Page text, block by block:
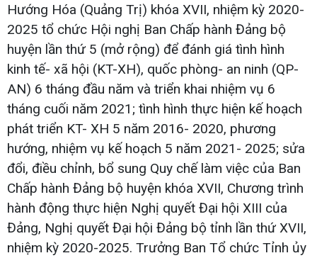
Hướng Hóa (Quảng Trị) khóa XVII, nhiệm kỳ 2020-
2025 tổ chức Hội nghị Ban Chấp hành Đảng bộ
huyện lần thứ 5 (mở rộng) để đánh giá tình hình
kinh tế- xã hội (KT-XH), quốc phòng- an ninh (QP-
AN) 6 tháng đầu năm và triển khai nhiệm vụ 6
tháng cuối năm 2021; tình hình thực hiện kế hoạch
phát triển KT- XH 5 năm 2016- 2020, phương
hướng, nhiệm vụ kế hoạch 5 năm 2021- 2025; sửa
đổi, điều chỉnh, bổ sung Quy chế làm việc của Ban
Chấp hành Đảng bộ huyện khóa XVII, Chương trình
hành động thực hiện Nghị quyết Đại hội XIII của
Đảng, Nghị quyết Đại hội Đảng bộ tỉnh lần thứ XVII,
nhiệm kỳ 2020-2025. Trưởng Ban Tổ chức Tỉnh ủy